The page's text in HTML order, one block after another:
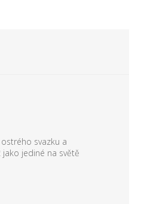
svazku a
jediné na světě